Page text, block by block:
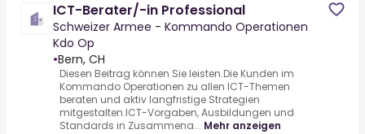
ICT-Berater/-in Professional
Schweizer Armee - Kommando Operationen
Kdo Op
•Bern, CH
Diesen Beitrag können Sie leisten.Die Kunden im
Kommando Operationen zu allen ICT-Themen
beraten und aktiv langfristige Strategien
mitgestalten.ICT-Vorgaben, Ausbildungen und
Standards in Zusammena... Mehr anzeigen